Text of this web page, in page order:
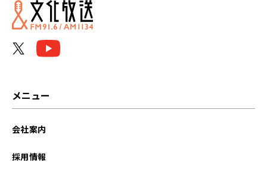
2026年04月
メニュー
会社案内
採用情報